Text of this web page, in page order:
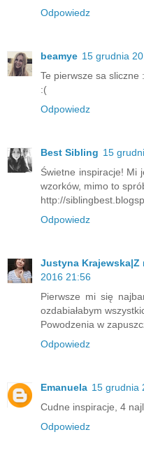
Odpowiedz
beamye 15 grudnia
Te pierwsze sa
:(
Odpowiedz
Best Sibling 15
Świetne inspiracje! Mi
wzorków, mimo to
http://
Odpowiedz
Justyna
2016 21:56
Pierwsze mi się
ozdabiałabym
Powodzenia w
Odpowiedz
Emanuela 15 grudnia
Cudne inspiracje, 4
Odpowiedz